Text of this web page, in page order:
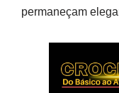
permaneçam